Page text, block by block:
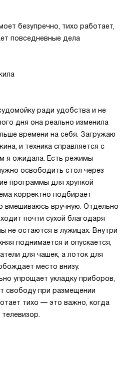
безупречно, тихо работает,
повседневные дела
ради удобства и не
дня она реально изменила
времени на себя. Загружаю
и техника справляется с
я ожидала. Есть режимы
освободить стол через
программы для хрупкой
корректно подбирает
вмешиваюсь вручную. Отдельно
почти сухой благодаря
не остаются в лужицах. Внутри
поднимается и опускается,
для чашек, а лоток для
место внизу.
упрощает укладку приборов,
свободу при размещении
тихо — это важно, когда